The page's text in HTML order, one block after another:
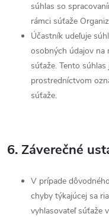
súhlas so
rámci súťaže
Účastník udeľuje
osobných údajov na
súťaže. Tento
prostredníctvom
súťaže.
6. Záverečné
V prípade
chyby týkajúcej sa
vyhlasovateľ súťaže